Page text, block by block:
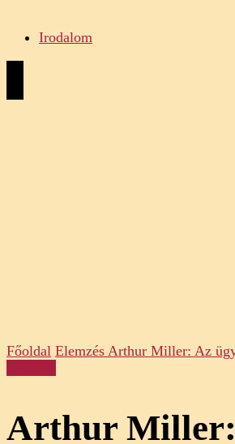
Irodalom
Főoldal Elemzés Arthur Miller: Az
Arthur Miller: